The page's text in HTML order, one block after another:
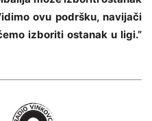
ovu podršku, navijači
izboriti ostanak u ligi.”